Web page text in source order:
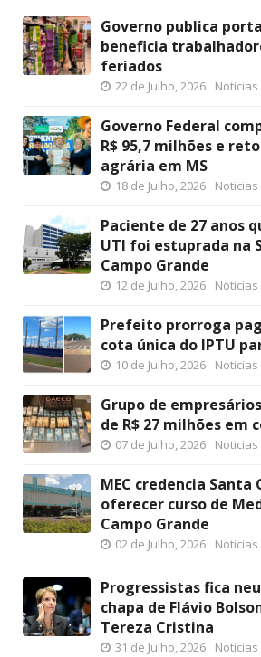
Governo publica
beneficia
feriados
22 de Julho, 2026 Noticias
Governo Federal
R$ 95,7 milhões e
agrária em MS
18 de Julho, 2026 Noticias
Paciente de 27 anos
UTI foi estuprada na
Campo Grande
12 de Julho, 2026 Noticias
Prefeito prorroga
cota única do IPTU
10 de Julho, 2026 Noticias
Grupo de
de R$ 27 milhões em
07 de Julho, 2026 Noticias
MEC credencia Santa
oferecer curso de
Campo Grande
02 de Julho, 2026 Noticias
Progressistas fica
chapa de Flávio
Tereza Cristina
31 de Julho, 2026 Noticias